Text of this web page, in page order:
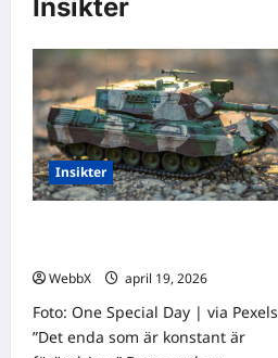
Insikter
Insikter
WebbX
april 19, 2026
Foto: One Special Day | via Pexels
”Det enda som är konstant är